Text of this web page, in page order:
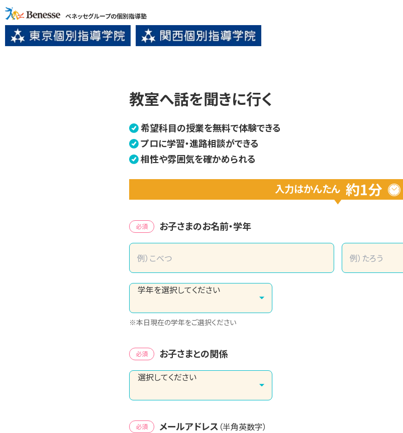
ベネッセグループの個別指導塾
教室へ話を聞きに行く
希望科目の授業を無料で体験できる
プロに学習・進路相談ができる
相性や雰囲気を確かめられる
入力はかんたん 約1分
必須 お子さまのお名前・学年
※本日現在の学年をご選択ください
必須 お子さまとの関係
必須 メールアドレス （半角英数字）